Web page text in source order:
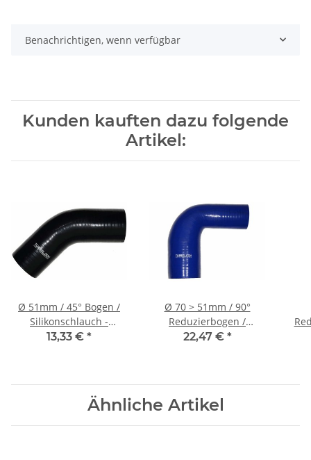
Benachrichtigen, wenn verfügbar
Kunden kauften dazu folgende
Artikel:
Ø 51mm / 45° Bogen /
Silikonschlauch -
schwarz
13,33 € *
Ø 70 > 51mm / 90°
Reduzierbogen /
Silikonschlauch - blau
22,47 € *
Ähnliche Artikel